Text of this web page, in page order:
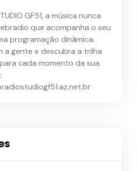
GF51, a música nunca
que acompanha o seu
programação dinâmica.
a gente e descubra a trilha
cada momento da sua